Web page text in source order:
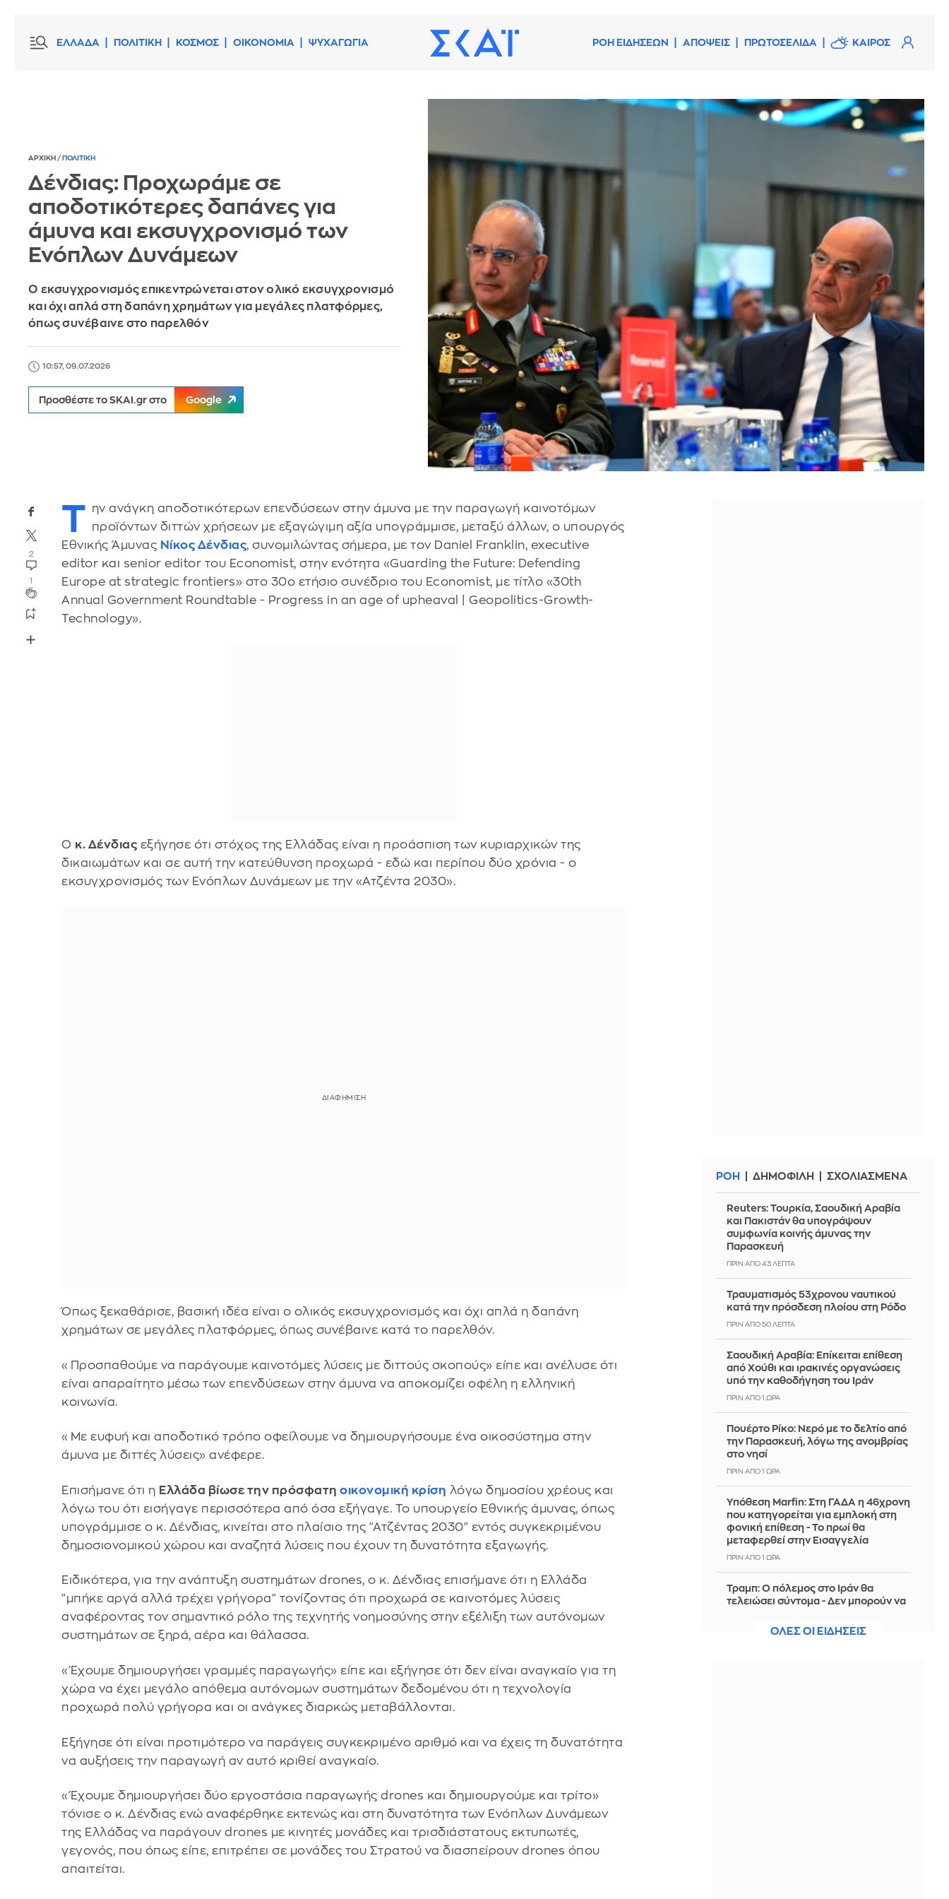
ΕΛΛΑΔΑ ΠΟΛΙΤΙΚΗ ΚΟΣΜΟΣ ΟΙΚΟΝΟΜΙΑ ΨΥΧΑΓΩΓΙΑ ΡΟΗ ΕΙΔΗΣΕΩΝ ΑΠΟΨΕΙΣ ΠΡΩΤΟΣΕΛΙΔΑ ΚΑΙΡΟΣ
ΑΡΧΙΚΗ / ΠΟΛΙΤΙΚΗ
Δένδιας: Προχωράμε σε
αποδοτικότερες δαπάνες για
άμυνα και εκσυγχρονισμό των
Ενόπλων Δυνάμεων
Ο εκσυγχρονισμός επικεντρώνεται στον ολικό εκσυγχρονισμό
και όχι απλά στη δαπάνη χρημάτων για μεγάλες πλατφόρμες,
όπως συνέβαινε στο παρελθόν
10:57, 09.07.2026
Προσθέστε το SKAI.gr στο Google
2
1
Τ ην ανάγκη αποδοτικότερων επενδύσεων στην άμυνα με την παραγωγή καινοτόμων
προϊόντων διττών χρήσεων με εξαγώγιμη αξία υπογράμμισε, μεταξύ άλλων, ο υπουργός
Εθνικής Άμυνας Νίκος Δένδιας, συνομιλώντας σήμερα, με τον Daniel Franklin, executive
editor και senior editor του Economist, στην ενότητα «Guarding the Future: Defending
Europe at strategic frontiers» στο 30ο ετήσιο συνέδριο του Economist, με τίτλο «30th
Annual Government Roundtable - Progress in an age of upheaval | Geopolitics-Growth-
Technology».
Ο κ. Δένδιας εξήγησε ότι στόχος της Ελλάδας είναι η προάσπιση των κυριαρχικών της
δικαιωμάτων και σε αυτή την κατεύθυνση προχωρά - εδώ και περίπου δύο χρόνια - ο
εκσυγχρονισμός των Ενόπλων Δυνάμεων με την «Ατζέντα 2030».
Όπως ξεκαθάρισε, βασική ιδέα είναι ο ολικός εκσυγχρονισμός και όχι απλά η δαπάνη
χρημάτων σε μεγάλες πλατφόρμες, όπως συνέβαινε κατά το παρελθόν.
«Προσπαθούμε να παράγουμε καινοτόμες λύσεις με διττούς σκοπούς» είπε και ανέλυσε ότι
είναι απαραίτητο μέσω των επενδύσεων στην άμυνα να αποκομίζει οφέλη η ελληνική
κοινωνία.
«Με ευφυή και αποδοτικό τρόπο οφείλουμε να δημιουργήσουμε ένα οικοσύστημα στην
άμυνα με διττές λύσεις» ανέφερε.
Επισήμανε ότι η Ελλάδα βίωσε την πρόσφατηοικονομική κρίση λόγω δημοσίου χρέους και
λόγω του ότι εισήγαγε περισσότερα από όσα εξήγαγε. Το υπουργείο Εθνικής άμυνας, όπως
υπογράμμισε ο κ. Δένδιας, κινείται στο πλαίσιο της "Ατζέντας 2030" εντός συγκεκριμένου
δημοσιονομικού χώρου και αναζητά λύσεις που έχουν τη δυνατότητα εξαγωγής.
Ειδικότερα, για την ανάπτυξη συστημάτων drones, ο κ. Δένδιας επισήμανε ότι η Ελλάδα
"μπήκε αργά αλλά τρέχει γρήγορα" τονίζοντας ότι προχωρά σε καινοτόμες λύσεις
αναφέροντας τον σημαντικό ρόλο της τεχνητής νοημοσύνης στην εξέλιξη των αυτόνομων
συστημάτων σε ξηρά, αέρα και θάλασσα.
«Έχουμε δημιουργήσει γραμμές παραγωγής» είπε και εξήγησε ότι δεν είναι αναγκαίο για τη
χώρα να έχει μεγάλο απόθεμα αυτόνομων συστημάτων δεδομένου ότι η τεχνολογία
προχωρά πολύ γρήγορα και οι ανάγκες διαρκώς μεταβάλλονται.
Εξήγησε ότι είναι προτιμότερο να παράγεις συγκεκριμένο αριθμό και να έχεις τη δυνατότητα
να αυξήσεις την παραγωγή αν αυτό κριθεί αναγκαίο.
«Έχουμε δημιουργήσει δύο εργοστάσια παραγωγής drones και δημιουργούμε και τρίτο»
τόνισε ο κ. Δένδιας ενώ αναφέρθηκε εκτενώς και στη δυνατότητα των Ενόπλων Δυνάμεων
της Ελλάδας να παράγουν drones με κινητές μονάδες και τρισδιάστατους εκτυπωτές,
γεγονός, που όπως είπε, επιτρέπει σε μονάδες του Στρατού να διασπείρουν drones όπου
απαιτείται.
ΡΟΗ ΔΗΜΟΦΙΛΗ ΣΧΟΛΙΑΣΜΕΝΑ
Reuters: Τουρκία, Σαουδική Αραβία
και Πακιστάν θα υπογράψουν
συμφωνία κοινής άμυνας την
Παρασκευή
ΠΡΙΝ ΑΠΌ 43 ΛΕΠΤΆ
Τραυματισμός 53χρονου ναυτικού
κατά την πρόσδεση πλοίου στη Ρόδο
ΠΡΙΝ ΑΠΌ 50 ΛΕΠΤΆ
Σαουδική Αραβία: Επίκειται επίθεση
από Χούθι και ιρακινές οργανώσεις
υπό την καθοδήγηση του Ιράν
ΠΡΙΝ ΑΠΌ 1 ΏΡΑ
Πουέρτο Ρίκο: Νερό με το δελτίο από
την Παρασκευή, λόγω της ανομβρίας
στο νησί
ΠΡΙΝ ΑΠΌ 1 ΏΡΑ
Υπόθεση Marfin: Στη ΓΑΔΑ η 46χρονη
που κατηγορείται για εμπλοκή στη
φονική επίθεση - Το πρωί θα
μεταφερθεί στην Εισαγγελία
ΠΡΙΝ ΑΠΌ 1 ΏΡΑ
Τραμπ: Ο πόλεμος στο Ιράν θα
τελειώσει σύντομα - Δεν μπορούν να
ΠΡΙΝ ΑΠΌ 1 ΏΡΑΟΛΕΣ ΟΙ ΕΙΔΗΣΕΙΣ